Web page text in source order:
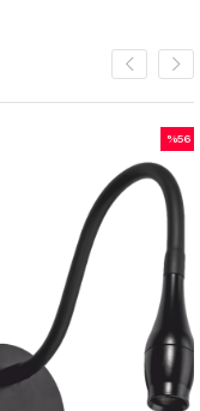
%56
İndirim